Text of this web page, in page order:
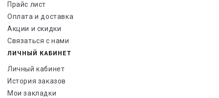
Прайс лист
Оплата и доставка
Акции и скидки
Связаться с нами
ЛИЧНЫЙ КАБИНЕТ
Личный кабинет
История заказов
Мои закладки